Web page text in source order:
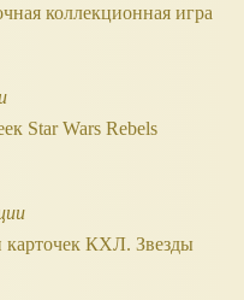
коллекционная игра
Star Wars Rebels
карточек КХЛ. Звезды